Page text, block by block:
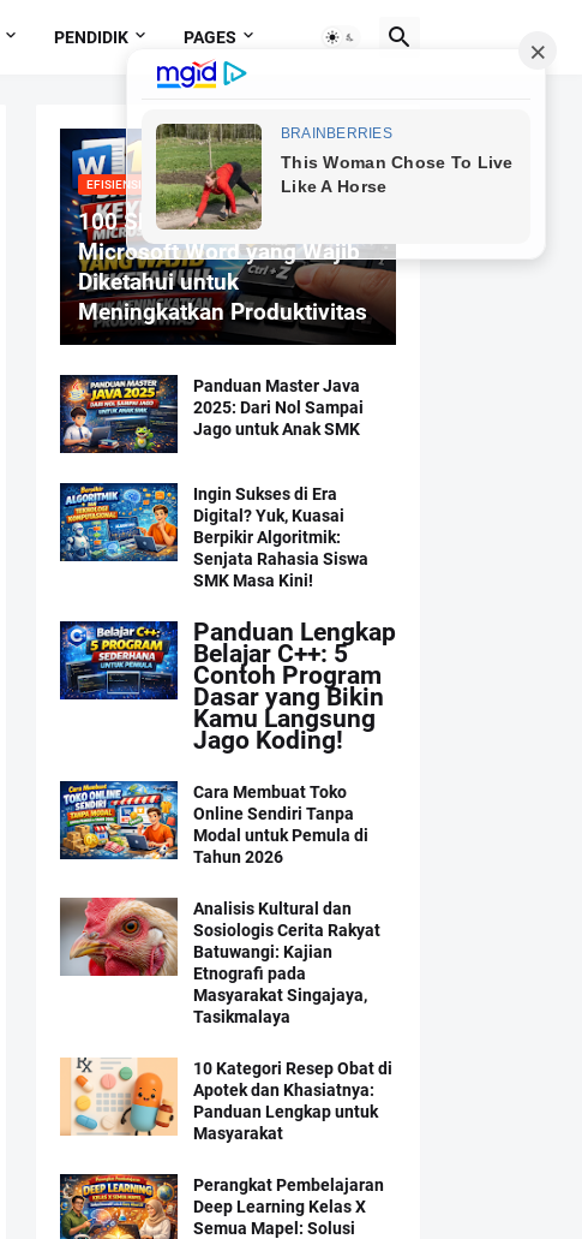
PENDIDIK PAGES
EFISIENSI MENGETIK
100 Shortcut Keyboard
Microsoft Word yang Wajib
Diketahui untuk
Meningkatkan Produktivitas
Panduan Master Java
2025: Dari Nol Sampai
Jago untuk Anak SMK
Ingin Sukses di Era
Digital? Yuk, Kuasai
Berpikir Algoritmik:
Senjata Rahasia Siswa
SMK Masa Kini!
Panduan Lengkap
Belajar C++: 5
Contoh Program
Dasar yang Bikin
Kamu Langsung
Jago Koding!
Cara Membuat Toko
Online Sendiri Tanpa
Modal untuk Pemula di
Tahun 2026
Analisis Kultural dan
Sosiologis Cerita Rakyat
Batuwangi: Kajian
Etnografi pada
Masyarakat Singajaya,
Tasikmalaya
10 Kategori Resep Obat di
Apotek dan Khasiatnya:
Panduan Lengkap untuk
Masyarakat
Perangkat Pembelajaran
Deep Learning Kelas X
Semua Mapel: Solusi